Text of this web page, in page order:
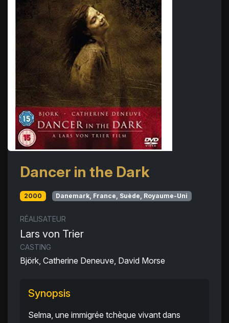
Dancer in the Dark
2000 Danemark, France, Suède, Royaume-Uni
RÉALISATEUR
Lars von Trier
CASTING
Björk, Catherine Deneuve, David Morse
Synopsis
Selma, une immigrée tchèque vivant dans